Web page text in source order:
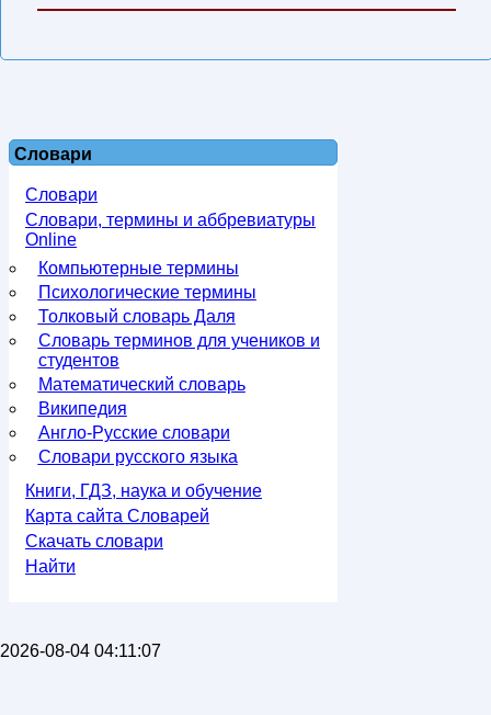
Словари
Словари
Словари, термины и аббревиатуры
Online
Компьютерные термины
Психологические термины
Толковый словарь Даля
Словарь терминов для учеников и
студентов
Математический словарь
Википедия
Англо-Русские словари
Словари русского языка
Книги, ГДЗ, наука и обучение
Карта сайта Словарей
Скачать словари
Найти
2026-08-04 04:11:07